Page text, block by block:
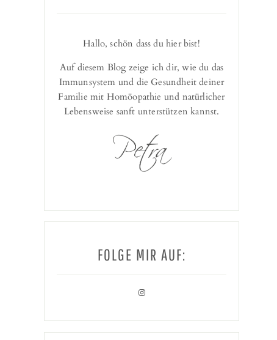
Hallo, schön dass du hier bist!
Auf diesem Blog zeige ich dir, wie du das
Immunsystem und die Gesundheit deiner
Familie mit Homöopathie und natürlicher
Lebensweise sanft unterstützen kannst.
FOLGE MIR AUF: